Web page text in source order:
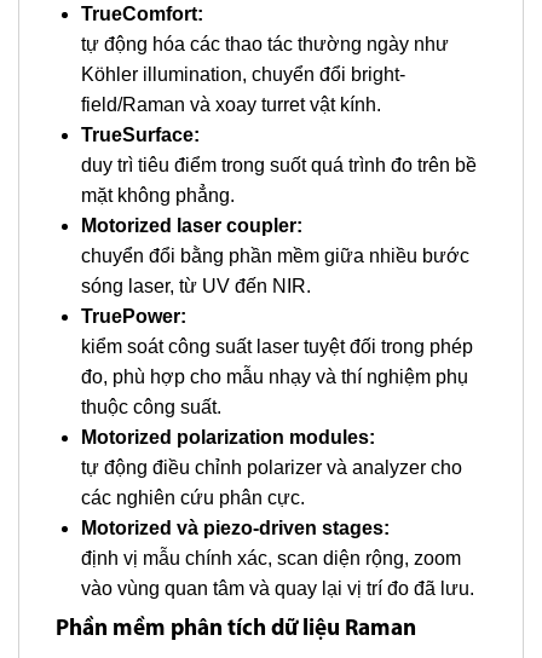
TrueComfort:
tự động hóa các thao tác thường ngày như
Köhler illumination, chuyển đổi bright-
field/Raman và xoay turret vật kính.
TrueSurface:
duy trì tiêu điểm trong suốt quá trình đo trên bề
mặt không phẳng.
Motorized laser coupler:
chuyển đổi bằng phần mềm giữa nhiều bước
sóng laser, từ UV đến NIR.
TruePower:
kiểm soát công suất laser tuyệt đối trong phép
đo, phù hợp cho mẫu nhạy và thí nghiệm phụ
thuộc công suất.
Motorized polarization modules:
tự động điều chỉnh polarizer và analyzer cho
các nghiên cứu phân cực.
Motorized và piezo-driven stages:
định vị mẫu chính xác, scan diện rộng, zoom
vào vùng quan tâm và quay lại vị trí đo đã lưu.
Phần mềm phân tích dữ liệu Raman